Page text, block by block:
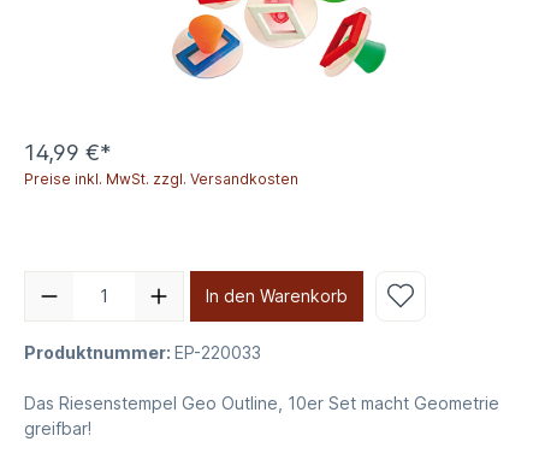
14,99 €*
Preise inkl. MwSt. zzgl. Versandkosten
In den Warenkorb
Produktnummer: EP-220033
Das Riesenstempel Geo Outline, 10er Set macht Geometrie
greifbar!